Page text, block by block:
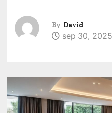
By David
sep 30, 2025